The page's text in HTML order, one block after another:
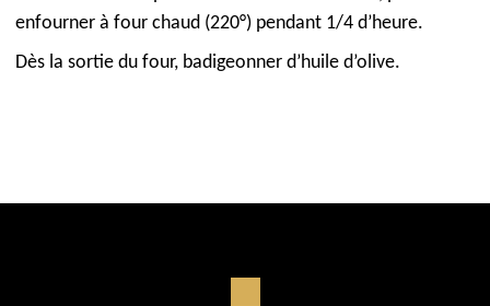
enfourner à four chaud (220°) pendant 1/4 d’heure.
Dès la sortie du four, badigeonner d’huile d’olive.